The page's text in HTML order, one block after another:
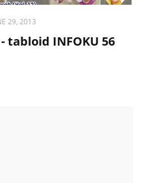
29, 2013
tabloid INFOKU 56